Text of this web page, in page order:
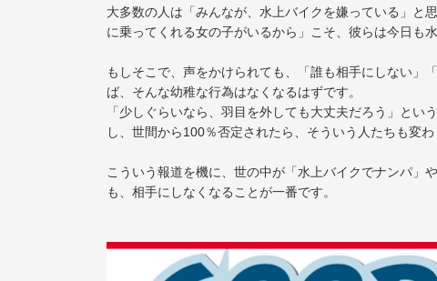
大多数の人は「みんなが、水上バイクを嫌っている」と
に乗ってくれる女の子がいるから」こそ、彼らは今日も
もしそこで、声をかけられても、「誰も相手にしない」
ば、そんな幼稚な行為はなくなるはずです。
「少しぐらいなら、羽目を外しても大丈夫だろう」と
し、世間から100％否定されたら、そういう人たちも変わ
こういう報道を機に、世の中が「水上バイクでナンパ」
も、相手にしなくなることが一番です。